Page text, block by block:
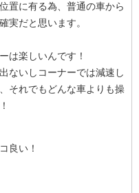
置に有る為、普通の車から
実だと思います。
は楽しいんです！
ないしコーナーでは減速し
それでもどんな車よりも操
良い！